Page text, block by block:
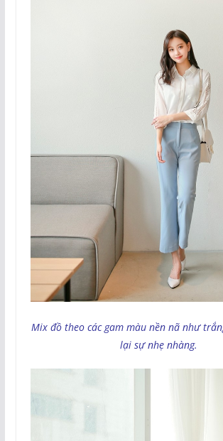
Mix đồ theo các gam màu nền nã như
lại sự nhẹ nhàng.